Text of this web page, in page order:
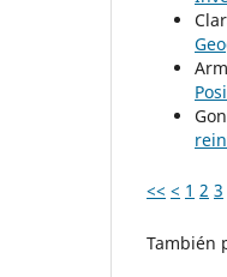
<< < 1 2 3
También